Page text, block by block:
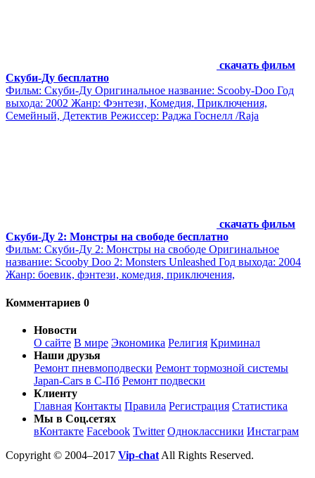
скачать фильм
Скуби-Ду бесплатно
Фильм: Скуби-Ду Оригинальное название: Scooby-Doo Год
выхода: 2002 Жанр: Фэнтези, Комедия, Приключения,
Семейный, Детектив Режисcер: Раджа Госнелл /Raja
скачать фильм
Скуби-Ду 2: Монстры на свободе бесплатно
Фильм: Скуби-Ду 2: Монстры на свободе Оригинальное
название: Scooby Doo 2: Monsters Unleashed Год выхода: 2004
Жанр: боевик, фэнтези, комедия, приключения,
Комментариев 0
Новости
О сайте В мире Экономика Религия Криминал
Наши друзья
Ремонт пневмоподвески Ремонт тормозной системы
Japan-Cars в С-Пб Ремонт подвески
Клиенту
Главная Контакты Правила Регистрация Статистика
Мы в Соц.сетях
вКонтакте Facebook Twitter Одноклассники Инстаграм
Copyright © 2004–2017 Vip-chat All Rights Reserved.